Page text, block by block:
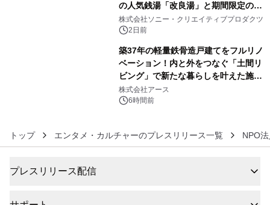
の人気銭湯「改良湯」と期間限定のコ
ラボレーション サウナイキタイコラ
ボグッズも発売決定！
株式会社ソニー・クリエイティブプロダクツ
2日前
築37年の軽量鉄骨造戸建てをフルリノ
ベーション！内と外をつなぐ「土間リ
ビング」で新たな暮らしを叶えた施工
事例を株式会社アースが公開
株式会社アース
6時間前
トップ エンタメ・カルチャーのプレスリリース一覧 NPO
プレスリリース配信